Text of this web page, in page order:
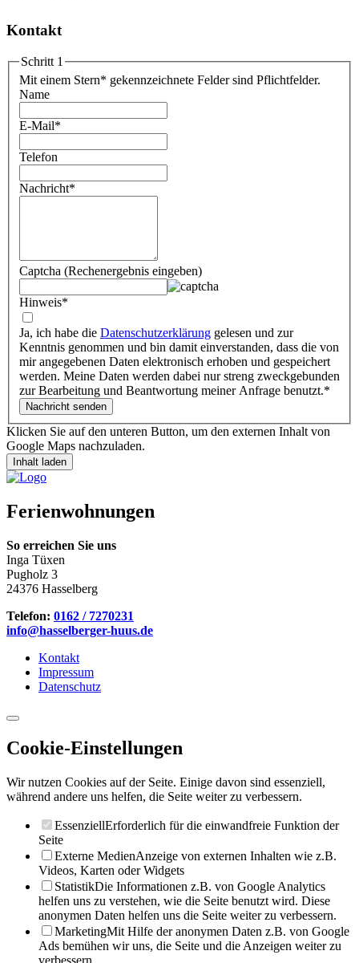
Kontakt
Schritt 1
Mit einem Stern* gekennzeichnete Felder sind Pflichtfelder.
Name
E-Mail*
Telefon
Nachricht*
Captcha (Rechenergebnis eingeben)
Hinweis*
Ja, ich habe die Datenschutzerklärung gelesen und zur
Kenntnis genommen und bin damit einverstanden, dass die von
mir angegebenen Daten elektronisch erhoben und gespeichert
werden. Meine Daten werden dabei nur streng zweckgebunden
zur Bearbeitung und Beantwortung meiner Anfrage benutzt.*
Klicken Sie auf den unteren Button, um den externen Inhalt von
Google Maps nachzuladen.
Inhalt laden
Ferienwohnungen
So erreichen Sie uns
Inga Tüxen
Pugholz 3
24376 Hasselberg
Telefon: 0162 / 7270231
info@hasselberger-huus.de
Kontakt
Impressum
Datenschutz
Cookie-Einstellungen
Wir nutzen Cookies auf der Seite. Einige davon sind essenziell,
während andere uns helfen, die Seite weiter zu verbessern.
EssenziellErforderlich für die einwandfreie Funktion der
Seite
Externe MedienAnzeige von externen Inhalten wie z.B.
Videos, Karten oder Widgets
StatistikDie Informationen z.B. von Google Analytics
helfen uns zu verstehen, wie die Seite benutzt wird. Diese
anonymen Daten helfen uns die Seite weiter zu verbessern.
MarketingMit Hilfe der anonymen Daten z.B. von Google
Ads bemühen wir uns, die Seite und die Anzeigen weiter zu
verbessern.